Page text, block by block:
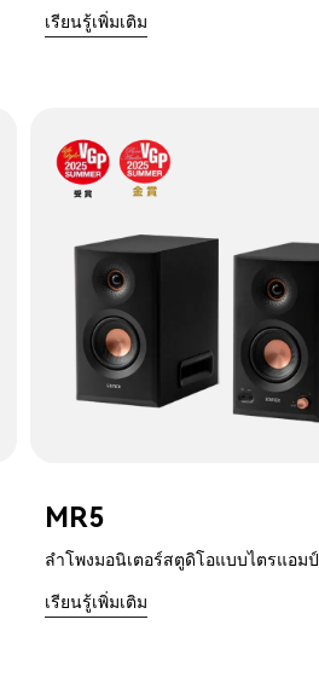
เรียนรู้เพิ่มเติม
MR5
ลำโพงมอนิเตอร์สตูดิโอแบบไตรแอมป์
เรียนรู้เพิ่มเติม